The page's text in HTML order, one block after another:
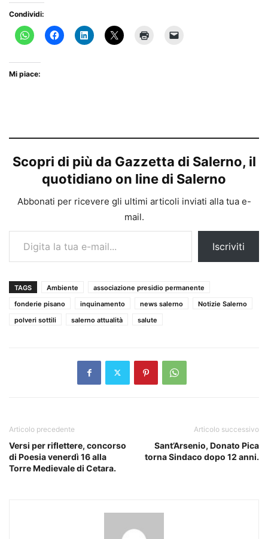
Condividi:
Mi piace:
Scopri di più da Gazzetta di Salerno, il
quotidiano on line di Salerno
Abbonati per ricevere gli ultimi articoli inviati alla tua e-
mail.
Digita la tua e-mail...
Iscriviti
TAGS Ambiente
associazione presidio permanente
fonderie pisano
inquinamento news salerno
Notizie Salerno
polveri sottili
salerno attualità salute
Articolo precedente
Versi per riflettere, concorso
di Poesia venerdì 16 alla
Torre Medievale di Cetara.
Articolo successivo
Sant’Arsenio, Donato Pica
torna Sindaco dopo 12 anni.